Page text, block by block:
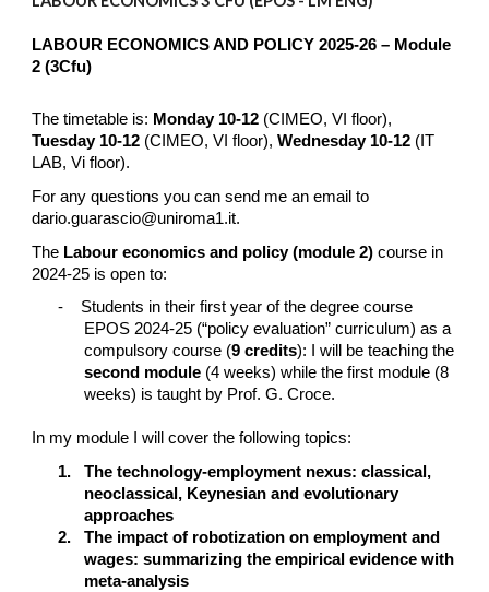
LABOUR ECONOMICS AND POLICY 2025-26 – Module
2 (3Cfu)
The timetable is: Monday10-12 (CIMEO, VI floor),
Tuesday10-12 (CIMEO, VI floor),Wednesday10-12 ( IT
LAB, Vi floor).
For any questions you can send me an email to
dario.guarascio@uniroma1.it.
The Labour economics and policy (module 2)course in
2024-25 is open to:
-
Students in their first year of the degree course
EPOS 2024-25 (“policy evaluation” curriculum) as a
compulsory course (9 credits): I will be teaching the
second module (4 weeks) while the first module (8
weeks) is taught by Prof. G. Croce.
In my module I will cover the following topics:
1.
The technology-employment nexus: classical,
neoclassical, Keynesian and evolutionary
approaches
2.
The impact of robotization on employment and
wages: summarizing the empirical evidence with
meta-analysis